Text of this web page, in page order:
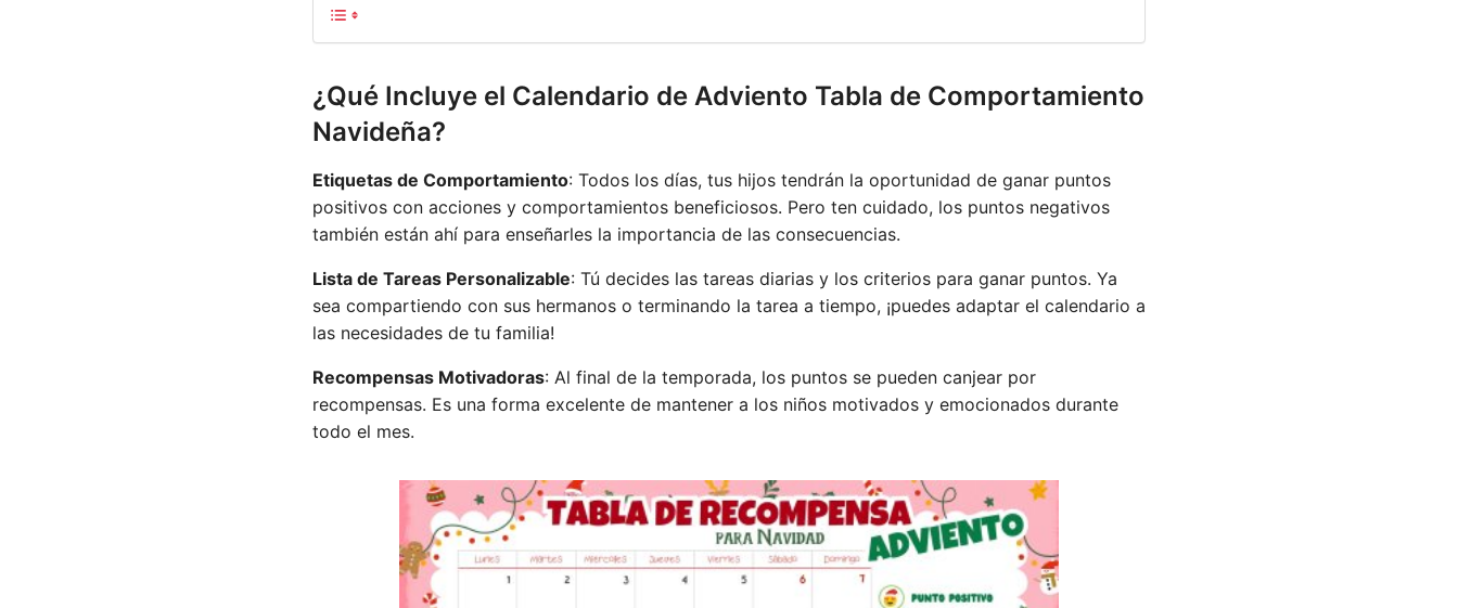
¿Qué Incluye el Calendario de Adviento Tabla de Comportamiento
Navideña?
Etiquetas de Comportamiento: Todos los días, tus hijos tendrán la oportunidad de ganar puntos
positivos con acciones y comportamientos beneficiosos. Pero ten cuidado, los puntos negativos
también están ahí para enseñarles la importancia de las consecuencias.
Lista de Tareas Personalizable: Tú decides las tareas diarias y los criterios para ganar puntos. Ya
sea compartiendo con sus hermanos o terminando la tarea a tiempo, ¡puedes adaptar el calendario a
las necesidades de tu familia!
Recompensas Motivadoras: Al final de la temporada, los puntos se pueden canjear por
recompensas. Es una forma excelente de mantener a los niños motivados y emocionados durante
todo el mes.